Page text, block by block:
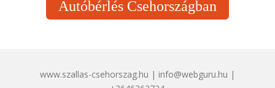
Autóbérlés Csehországban
www.szallas-csehorszag.hu | info@webguru.hu |